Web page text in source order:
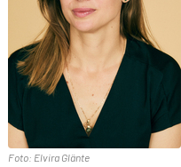
Foto: Elvira Glänte